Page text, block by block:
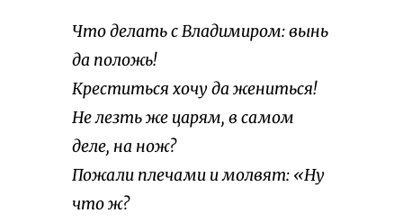
Что делать с Владимиром: вынь
да положь!
Креститься хочу да жениться!
Не лезть же царям, в самом
деле, на нож?
Пожали плечами и молвят: «Ну
что ж?